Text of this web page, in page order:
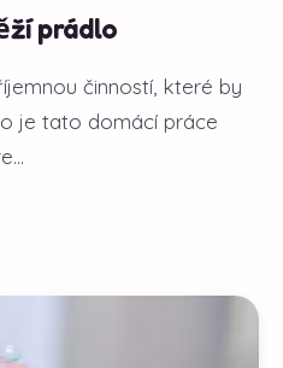
prádlo
činností, které by
je tato domácí práce